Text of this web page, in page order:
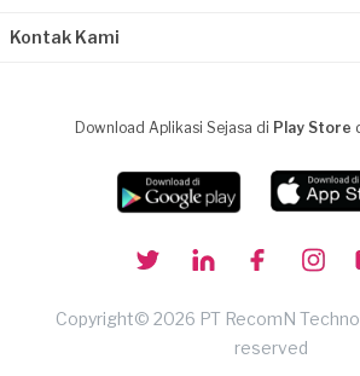
Kontak Kami
Download Aplikasi Sejasa di Play Store
Copyright© 2026 PT RecomN
reserved